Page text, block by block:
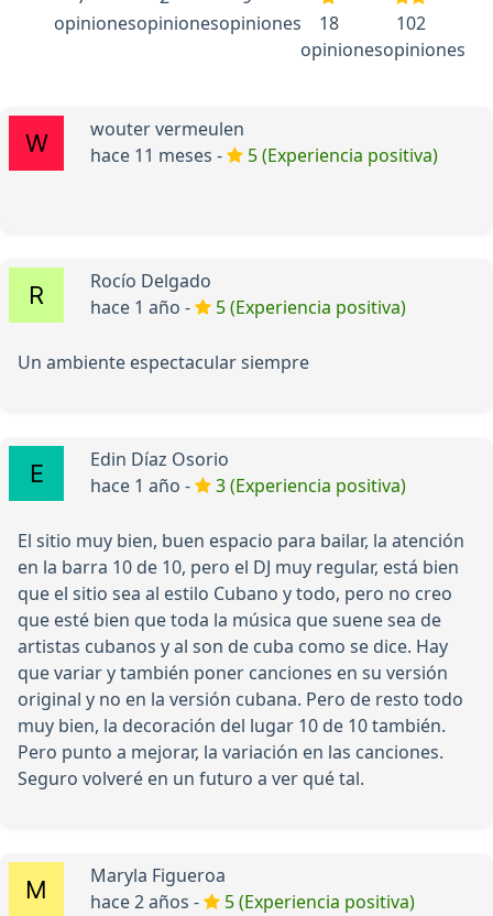
opinionesopinionesopiniones
18
opiniones
102
opiniones
wouter vermeulen
hace 11 meses -
5 (Experiencia positiva)
Rocío Delgado
hace 1 año -
5 (Experiencia positiva)
Un ambiente espectacular siempre
Edin Díaz Osorio
hace 1 año -
3 (Experiencia positiva)
El sitio muy bien, buen espacio para bailar, la atención
en la barra 10 de 10, pero el DJ muy regular, está bien
que el sitio sea al estilo Cubano y todo, pero no creo
que esté bien que toda la música que suene sea de
artistas cubanos y al son de cuba como se dice. Hay
que variar y también poner canciones en su versión
original y no en la versión cubana. Pero de resto todo
muy bien, la decoración del lugar 10 de 10 también.
Pero punto a mejorar, la variación en las canciones.
Seguro volveré en un futuro a ver qué tal.
Maryla Figueroa
hace 2 años -
5 (Experiencia positiva)